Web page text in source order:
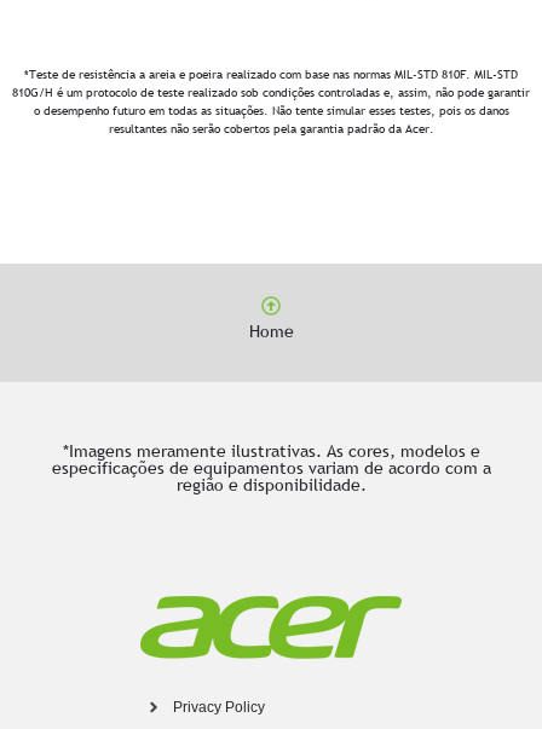
*Teste de resistência a areia e poeira realizado com base nas normas MIL-STD 810F. MIL-STD
810G/H é um protocolo de teste realizado sob condições controladas e, assim, não pode garantir
o desempenho futuro em todas as situações. Não tente simular esses testes, pois os danos
resultantes não serão cobertos pela garantia padrão da Acer.
Home
*Imagens meramente ilustrativas. As cores, modelos e
especificações de equipamentos variam de acordo com a
região e disponibilidade.
Privacy Policy